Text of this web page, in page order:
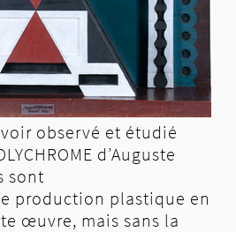
observé et étudié
d’Auguste
sont
production plastique en
œuvre, mais sans la